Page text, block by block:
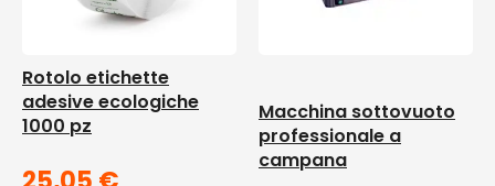
Rotolo etichette
adesive ecologiche
1000 pz
Macchina sottovuoto
professionale a
campana